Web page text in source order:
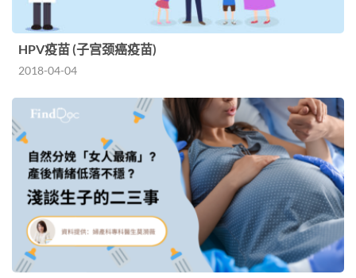
HPV疫苗 (子宫颈癌疫苗)
2018-04-04